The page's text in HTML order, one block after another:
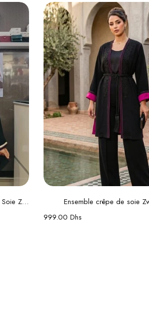
Ensemble Bab Cartier en Crêpe de Soie Zwaak Maâlem
Choix des options
Ensemble crêpe de soie
999.00 Dhs